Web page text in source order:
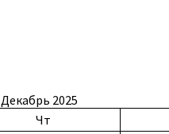
Декабрь 2025
Чт